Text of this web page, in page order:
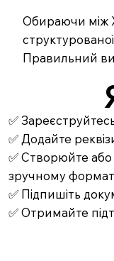
Обираючи між
Правильний
✅
✅ Додайте
✅ Створюйте або
зручному
✅ Підпишіть
✅ Отримайте